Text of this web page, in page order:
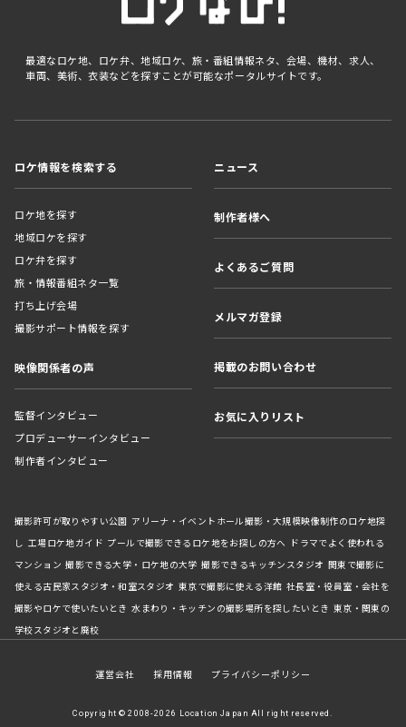
最適なロケ地、ロケ弁、地域ロケ、旅・番組情報ネタ、会場、機材、求人、
車両、美術、衣装などを探すことが可能なポータルサイトです。
ロケ情報を検索する
ロケ地を探す
地域ロケを探す
ロケ弁を探す
旅・情報番組ネタ一覧
打ち上げ会場
撮影サポート情報を探す
映像関係者の声
監督インタビュー
プロデューサーインタビュー
制作者インタビュー
ニュース
制作者様へ
よくあるご質問
メルマガ登録
掲載のお問い合わせ
お気に入りリスト
撮影許可が取りやすい公園 アリーナ・イベントホール撮影・大規模映像制作のロケ地探
し 工場ロケ地ガイド プールで撮影できるロケ地をお探しの方へ ドラマでよく使われる
マンション 撮影できる大学・ロケ地の大学 撮影できるキッチンスタジオ 関東で撮影に
使える古民家スタジオ・和室スタジオ 東京で撮影に使える洋館 社長室・役員室・会社を
撮影やロケで使いたいとき 水まわり・キッチンの撮影場所を探したいとき 東京・関東の
学校スタジオと廃校
運営会社 採用情報 プライバシーポリシー
Copyright © 2008-2026 Location Japan All right reserved.